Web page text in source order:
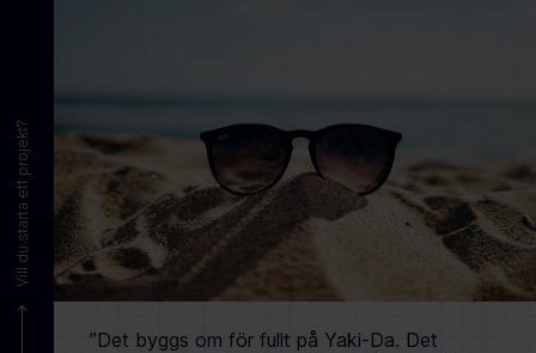
Vill du starta ett projekt?
”Det byggs om för fullt på Yaki-Da. Det